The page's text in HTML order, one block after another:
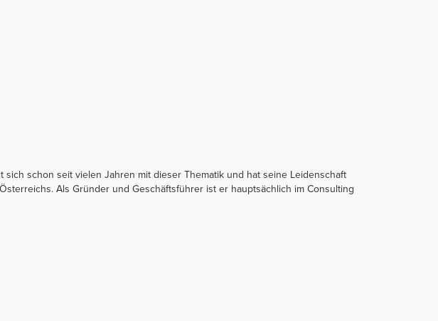
schon seit vielen Jahren mit dieser Thematik und hat seine Leidenschaft
Als Gründer und Geschäftsführer ist er hauptsächlich im Consulting